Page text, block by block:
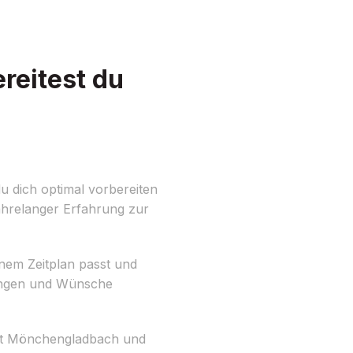
du
dich optimal vorbereiten
Erfahrung zur
Zeitplan passt und
und Wünsche
Mönchengladbach und